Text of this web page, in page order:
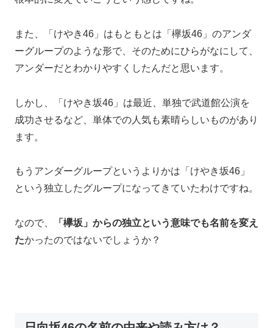
また、「けやき46」はもともとは「欅坂46」のアンダ
ーグループのような形で、そのためにひらがなにして、
アンダーだとわかりやすくしたんだと思います。
しかし、「けやき坂46」は最近、単独で武道館公演を
成功させるなど、単体での人気も素晴らしいものがあり
ます。
もうアンダーグループというよりかは「けやき坂46」
という独立したグループになってきていたわけですね。
なので、
「欅坂」からの独立という意味でも名前を変え
たかったのではないでしょうか？